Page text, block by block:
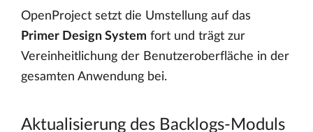
OpenProject setzt die Umstellung auf das
Primer Design System fort und trägt zur
Vereinheitlichung der Benutzeroberfläche in der
gesamten Anwendung bei.
Aktualisierung des Backlogs-Moduls